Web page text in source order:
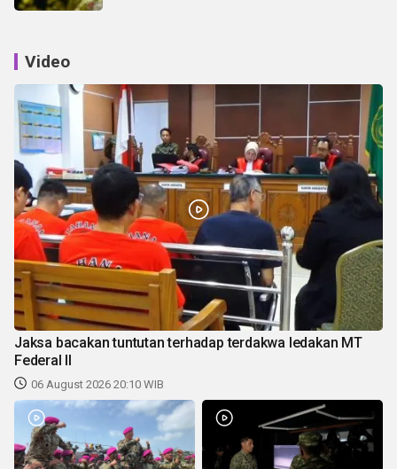
Video
Jaksa bacakan tuntutan terhadap terdakwa ledakan MT
Federal II
06 August 2026 20:10 WIB